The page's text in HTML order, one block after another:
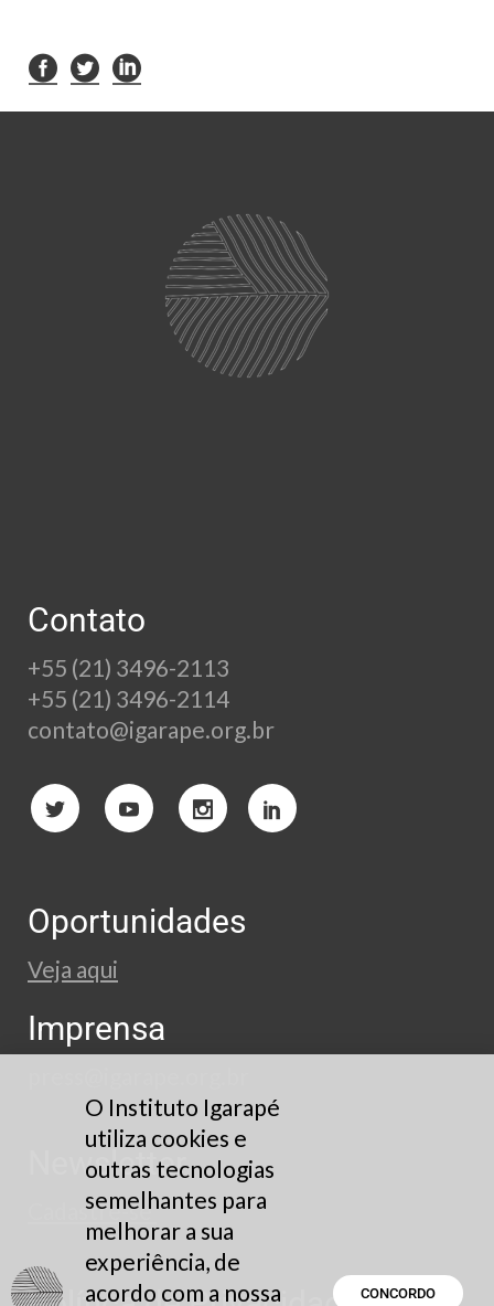
Contato
+55 (21) 3496-2113
+55 (21) 3496-2114
contato@igarape.org.br
Oportunidades
Veja aqui
Imprensa
Newsletter
Cadastre-se
O Instituto Igarapé
utiliza cookies e
outras tecnologias
semelhantes para
melhorar a sua
experiência, de
acordo com a nossa
CONCORDO